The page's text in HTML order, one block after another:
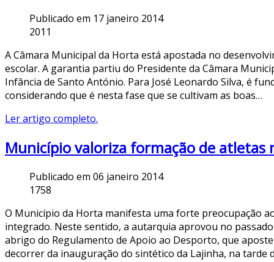
Publicado em 17 janeiro 2014
2011
A Câmara Municipal da Horta está apostada no
escolar. A garantia partiu do Presidente da Câmara
Infância de Santo António. Para José Leonardo Silva, é
considerando que é nesta fase que se cultivam as boas…
Ler artigo completo.
Município valoriza formação de
Publicado em 06 janeiro 2014
1758
O Município da Horta manifesta uma forte preocupação
integrado. Neste sentido, a autarquia aprovou no
abrigo do Regulamento de Apoio ao Desporto, que
decorrer da inauguração do sintético da Lajinha, na tarde